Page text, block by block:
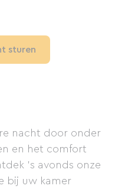
nacht door onder
en het comfort
's avonds onze
bij uw kamer
sturen